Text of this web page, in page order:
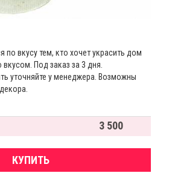
по вкусу тем, кто хочет украсить дом
Под заказ за 3 дня.
уточняйте у менеджера. Возможны
3 500
КУПИТЬ